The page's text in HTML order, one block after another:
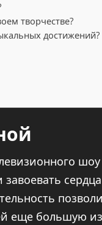
творчестве?
достижений?
шоу
еще большую